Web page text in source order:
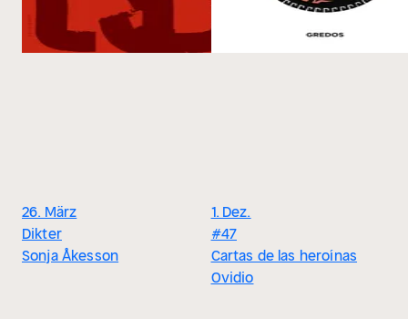
26. März
Dikter
Sonja Åkesson
1. Dez.
#47
Cartas de las heroínas
Ovidio